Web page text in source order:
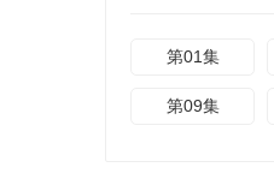
第01集
第09集